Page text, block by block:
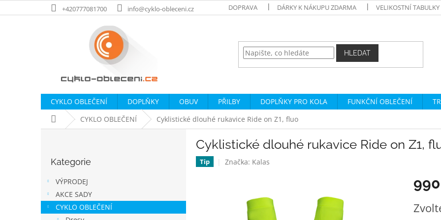
na
+420777081700 info@cyklo-obleceni.cz DOPRAVA DÁRKY K NÁKUPU ZDARMA VELIKOSTNÍ TABULKY
HLEDAT
CYKLO OBLEČENÍ DOPLŇKY OBUV PŘILBY DOPLŇKY PRO KOLA FUNKČNÍ OBLEČENÍ
Domů CYKLO OBLEČENÍ Cyklistické dlouhé rukavice Ride on Z1, fluo
n
kategorie
Kategorie
VÝPRODEJ
AKCE SADY
CYKLO OBLEČENÍ
Cyklistické dlouhé rukavice Ride on Z1,
Tip Značka: Kalas
cena: